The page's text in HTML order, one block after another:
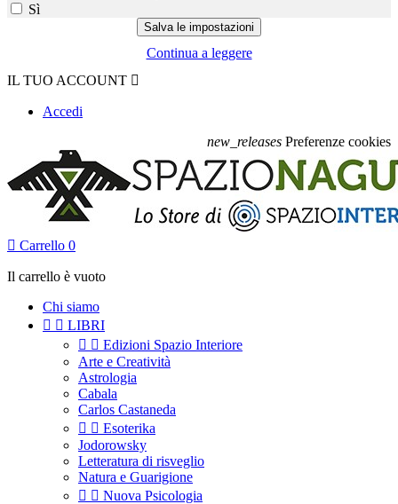
Sì
Continua a leggere
IL TUO ACCOUNT 
Accedi
new_releases Preferenze cookies
 Carrello 0
Il carrello è vuoto
Chi siamo
  LIBRI
  Edizioni Spazio Interiore
Arte e Creatività
Astrologia
Cabala
Carlos Castaneda
  Esoterika
Jodorowsky
Letteratura di risveglio
Natura e Guarigione
  Nuova Psicologia